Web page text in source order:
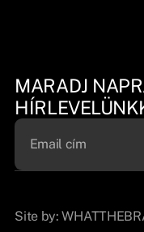
MARADJ
Site by: